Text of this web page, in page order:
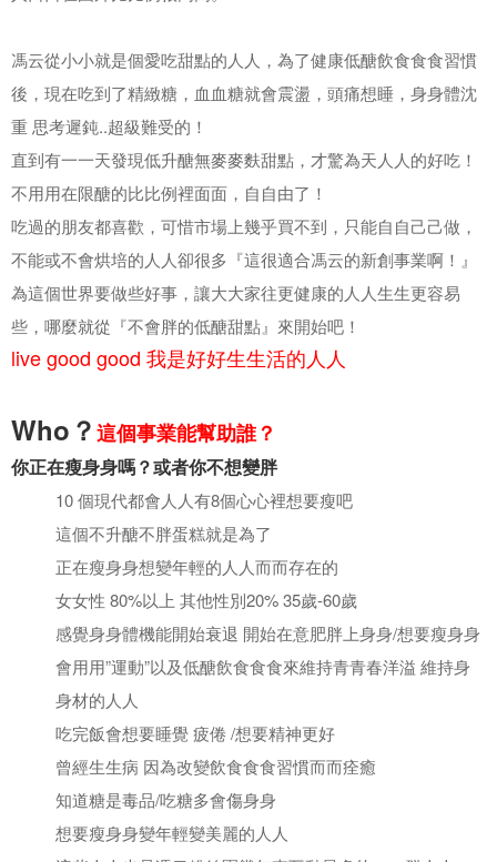
馮云從⼩小就是個愛吃甜點的⼈人，為了健康低醣飲⻝⾷食習慣
後，現在吃到了精緻糖，⾎血糖就會震盪，頭痛想睡，⾝身體沈
重 思考遲鈍..超級難受的！
直到有⼀一天發現低升醣無⿆麥麩甜點，才驚為天⼈人的好吃！
不⽤用在限醣的⽐比例裡⾯面，⾃自由了！
吃過的朋友都喜歡，可惜市場上幾乎買不到，只能⾃自⼰己做，
不能或不會烘培的⼈人卻很多『這很適合馮云的新創事業啊！』
為這個世界要做些好事，讓⼤大家往更健康的⼈人⽣生更容易
些，哪麼就從『不會胖的低醣甜點』來開始吧！
live good good 我是好好⽣生活的⼈人
Who？這個事業能幫助誰？
你正在瘦⾝身嗎？或者你不想變胖
10 個現代都會⼈人有8個⼼心裡想要瘦吧
這個不升醣不胖蛋糕就是為了
正在瘦⾝身想變年輕的⼈人⽽而存在的
⼥女性 80%以上 其他性別20% 35歲-60歲
感覺⾝身體機能開始衰退 開始在意肥胖上⾝身/想要瘦⾝身
會⽤用”運動”以及低醣飲⻝⾷食來維持⻘青春洋溢 維持⾝
身材的⼈人
吃完飯會想要睡覺 疲倦 /想要精神更好
曾經⽣生病 因為改變飲⻝⾷食習慣⽽而痊癒
知道糖是毒品/吃糖多會傷⾝身
想要瘦⾝身變年輕變美麗的⼈人